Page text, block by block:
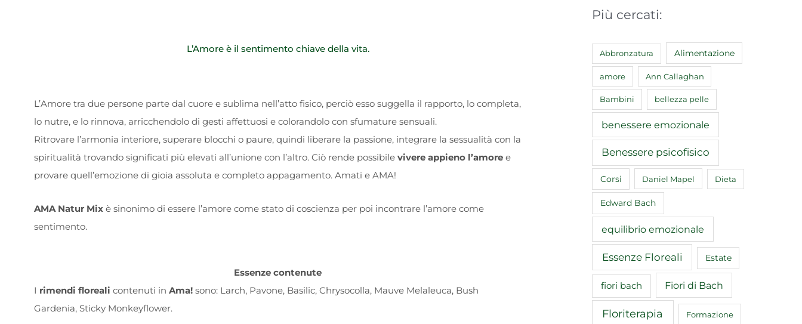
L’Amore è il sentimento chiave della vita.
L’Amore tra due persone parte dal cuore e sublima nell’atto fisico, perciò esso suggella il rapporto, lo completa,
lo nutre, e lo rinnova, arricchendolo di gesti affettuosi e colorandolo con sfumature sensuali.
Ritrovare l’armonia interiore, superare blocchi o paure, quindi liberare la passione, integrare la sessualità con la
spiritualità trovando significati più elevati all’unione con l’altro. Ciò rende possibile vivere appieno l’amoree
provare quell’emozione di gioia assoluta e completo appagamento. Amati e AMA!
AMA Natur Mix è sinonimo di essere l’amore come stato di coscienza per poi incontrare l’amore come
sentimento.
Essenze contenute
I rimendi floreali contenuti in Ama!sono: Larch, Pavone, Basilic, Chrysocolla, Mauve Melaleuca, Bush
Gardenia, Sticky Monkeyflower.
Più cercati:
Abbronzatura Alimentazione
amore Ann Callaghan
Bambini bellezza pelle
benessere emozionale
Benessere psicofisico
Corsi Daniel Mapel Dieta
Edward Bach
equilibrio emozionale
Essenze Floreali Estate
fiori bach Fiori di Bach
Floriterapia Formazione